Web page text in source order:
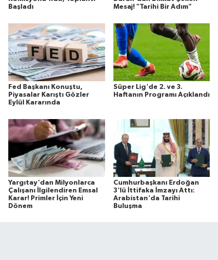
Başladı
Mesaj! "Tarihi Bir Adım"
Fed Başkanı Konuştu,
Piyasalar Karıştı Gözler
Eylül Kararında
Süper Lig'de 2. ve 3.
Haftanın Programı Açıklandı
Yargıtay'dan Milyonlarca
Çalışanı İlgilendiren Emsal
Karar! Primler İçin Yeni
Dönem
Cumhurbaşkanı Erdoğan
3'lü İttifaka İmzayı Attı:
Arabistan'da Tarihi
Buluşma